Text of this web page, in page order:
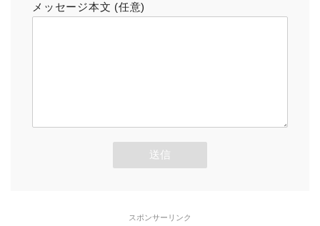
メッセージ本文 (任意)
スポンサーリンク